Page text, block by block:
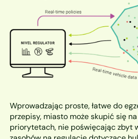
Wprowadzając proste, łatwe do
przepisy, miasto może skupić się
priorytetach, nie poświęcając zbyt